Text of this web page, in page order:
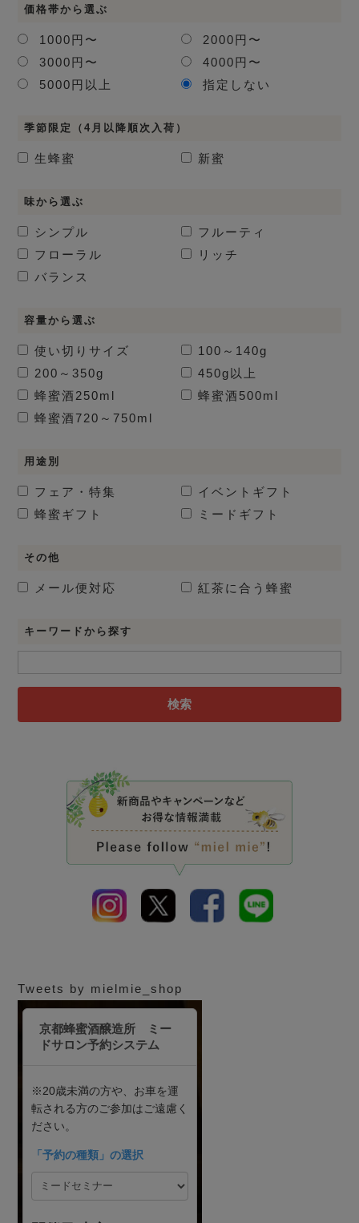
価格帯から選ぶ
1000円〜
2000円〜
3000円〜
4000円〜
5000円以上
指定しない
季節限定（4月以降順次入荷）
生蜂蜜 新蜜
味から選ぶ
シンプル
フルーティ
フローラル
リッチ
バランス
容量から選ぶ
使い切りサイズ
100～140g
200～350g
450g以上
蜂蜜酒 250ml 蜂蜜酒 500ml
蜂蜜酒720～750ml
用途別
フェア・特集
イベントギフト
蜂蜜ギフト
ミードギフト
その他
メール便対応 紅茶に合う蜂蜜
キーワードから探す
検索
Tweets by mielmie_shop